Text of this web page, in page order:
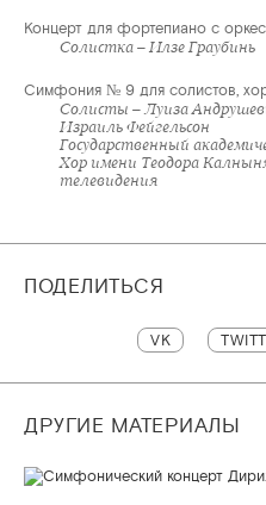
Концерт для фортепиано с
Солистка – Илзе Граубинь
Симфония № 9 для солистов,
Солисты – Луиза
Израиль Фейгельсон
Государственный
Хор имени Теодора
ПОДЕЛИТЬСЯ
VK
ДРУГИЕ МАТЕРИАЛЫ